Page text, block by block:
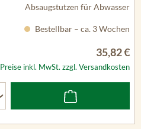
Absaugstutzen für Abwasser
Bestellbar – ca. 3 Wochen
35,82 €
Preise inkl. MwSt. zzgl. Versandkosten